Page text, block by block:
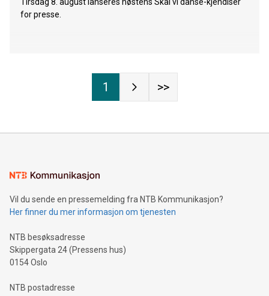
Tirsdag 8. august lanseres høstens Skal vi danse-kjendiser
for presse.
1 >>
Vil du sende en pressemelding fra NTB Kommunikasjon?
Her finner du mer informasjon om tjenesten
NTB besøksadresse
Skippergata 24 (Pressens hus)
0154 Oslo
NTB postadresse